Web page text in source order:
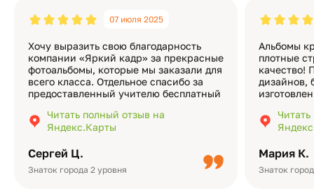
Сергей Ц.
Знаток города 2 уровня
07 июля 2025
Хочу выразить свою благодарность
компании «Яркий кадр» за прекрасные
фотоальбомы, которые мы заказали для
всего класса. Отдельное спасибо за
предоставленный учителю бесплатный
подчёркивает значимость события.
Качество альбомов на высшем уровне:
Читать полный отзыв на
Яндекс.Карты
Мария К.
Знаток
Альбомы
плотные
качество!
дизайнов,
добавить
видео с